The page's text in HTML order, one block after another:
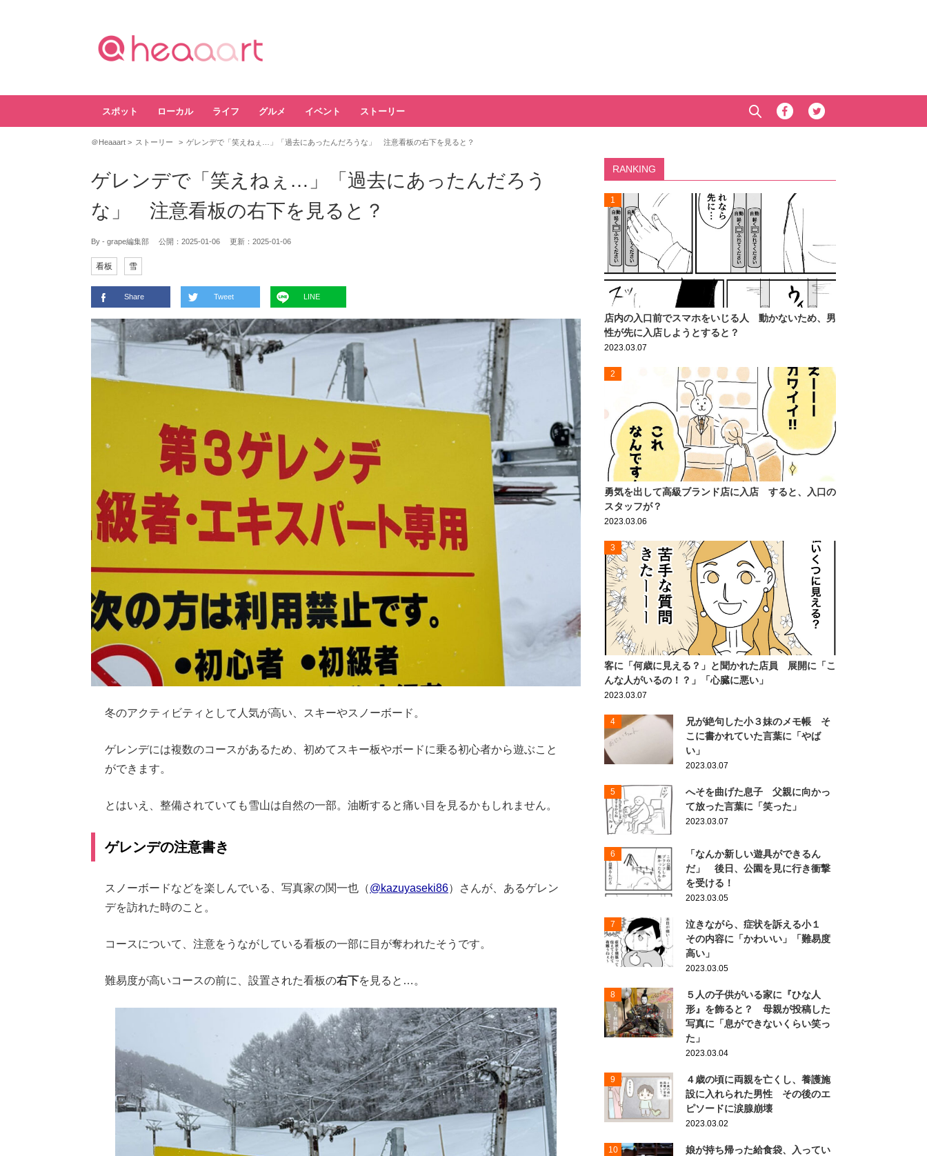
スポット ローカル ライフ グルメ イベント ストーリー
＠Heaaart ストーリー ゲレンデで「笑えねぇ…」「過去にあったんだろうな」 注意看板の右下を見ると？
ゲレンデで「笑えねぇ…」「過去にあったんだろう
な」 注意看板の右下を見ると？
By - grape編集部 公開： 2025-01-06 更新： 2025-01-06
看板 雪
Share Tweet LINE
冬のアクティビティとして人気が高い、スキーやスノーボード。
ゲレンデには複数のコースがあるため、初めてスキー板やボードに乗る初心者から遊ぶこと
ができます。
とはいえ、整備されていても雪山は自然の一部。油断すると痛い目を見るかもしれません。
ゲレンデの注意書き
スノーボードなどを楽しんでいる、写真家の関一也（@kazuyaseki86）さんが、あるゲレン
デを訪れた時のこと。
コースについて、注意をうながしている看板の一部に目が奪われたそうです。
難易度が高いコースの前に、設置された看板の右下を見ると…。
RANKING
1
店内の入口前でスマホをいじる人 動かないため、男
性が先に入店しようとすると？
2023.03.07
2
勇気を出して高級ブランド店に入店 すると、入口の
スタッフが？
2023.03.06
3
客に「何歳に見える？」と聞かれた店員 展開に「こ
んな人がいるの！？」「心臓に悪い」
2023.03.07
4
兄が絶句した小３妹のメモ帳 そ
こに書かれていた言葉に「やば
い」
2023.03.07
5
へそを曲げた息子 父親に向かっ
て放った言葉に「笑った」
2023.03.07
6
「なんか新しい遊具ができるん
だ」 後日、公園を見に行き衝撃
を受ける！
2023.03.05
7
泣きながら、症状を訴える小１
その内容に「かわいい」「難易度
高い」
2023.03.05
8
５人の子供がいる家に『ひな人
形』を飾ると？ 母親が投稿した
写真に「息ができないくらい笑っ
た」
2023.03.04
9
４歳の頃に両親を亡くし、養護施
設に入れられた男性 その後のエ
ピソードに涙腺崩壊
2023.03.02
10
娘が持ち帰った給食袋、入ってい